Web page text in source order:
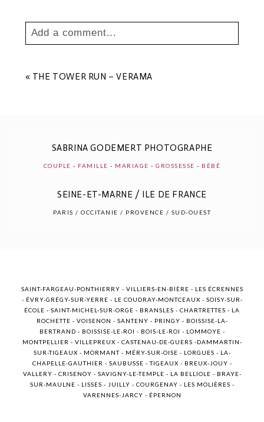
Add a comment...
Les champs marqués sont requis *
POST COMMENT
« THE TOWER RUN – VERAMA
SABRINA GODEMERT PHOTOGRAPHE
COUPLE - FAMILLE - MARIAGE -GROSSESSE - BÉBÉ
SEINE-ET-MARNE / ILE DE FRANCE
PARIS / OCCITANIE / PROVENCE / SUD-OUEST
SAINT-FARGEAU-PONTHIERRY - VILLIERS-EN-BIÈRE - LES ÉCRENNES
- ÉVRY-GRÉGY-SUR-YERRE - LE COUDRAY-MONTCEAUX - SOISY-SUR-
ÉCOLE - SAINT-MICHEL-SUR-ORGE - BRANSLES - CHARTRETTES - LA
ROCHETTE - VOISENON - SANTENY - PRINGY - BOISSISE-LA-
BERTRAND - BOISSISE-LE-ROI - BOIS-LE-ROI - LOMMOYE -
MONTPELLIER - VILLEPREUX - CASTENAU-DE-GUERS -DAMMARTIN-
SUR-TIGEAUX - MORMANT - MÉRY-SUR-OISE - LORGUES - LA-
CHAPELLE-GAUTHIER - SAUBUSSE - TIGEAUX - BREUX-JOUY -
VALLERY - CRISENOY - SAVIGNY-LE-TEMPLE - LA BELLIOLE - BRAYE-
SUR-MAULNE - LISSES - JUILLY - COURGENAY - LES MOLIÈRES -
VARENNES-JARCY - ÉPERNON